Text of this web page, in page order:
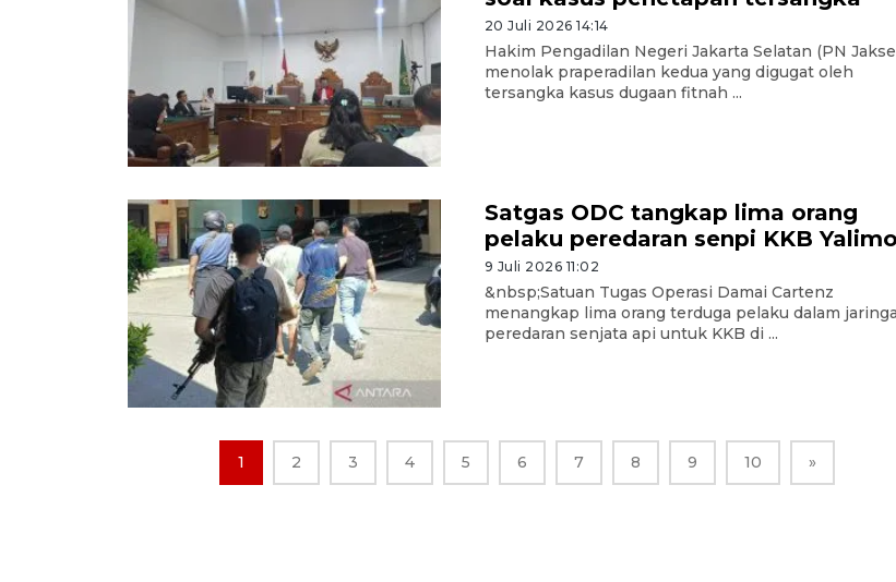
20 Juli 2026 14:14
Hakim Pengadilan Negeri Jakarta Selatan (PN
menolak praperadilan kedua yang digugat oleh
tersangka kasus dugaan fitnah ...
Satgas ODC tangkap lima orang
pelaku peredaran senpi KKB Yalimo
9 Juli 2026 11:02
&nbsp;Satuan Tugas Operasi Damai Cartenz
menangkap lima orang terduga pelaku dalam
peredaran senjata api untuk KKB di ...
1 2 3 4 5 6 7 8 9 10 »
program diskon Agustus
hingga 80 persen
14 jam lalu